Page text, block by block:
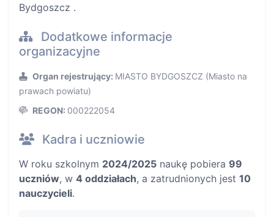
Bydgoszcz .
Dodatkowe informacje
organizacyjne
Organ rejestrujący: MIASTO BYDGOSZCZ (Miasto na
prawach powiatu)
REGON: 000222054
Kadra i uczniowie
W roku szkolnym 2024/2025 naukę pobiera 99
uczniów, w 4 oddziałach, a zatrudnionych jest 10
nauczycieli.